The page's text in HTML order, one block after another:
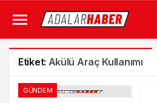
Etiket: Akülü Araç Kullanımı
GÜNDEM